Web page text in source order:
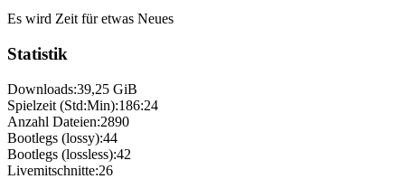
Es wird Zeit für etwas Neues
Statistik
Downloads:39,25 GiB
Spielzeit (Std:Min):186:24
Anzahl Dateien:2890
Bootlegs (lossy):44
Bootlegs (lossless):42
Livemitschnitte:26